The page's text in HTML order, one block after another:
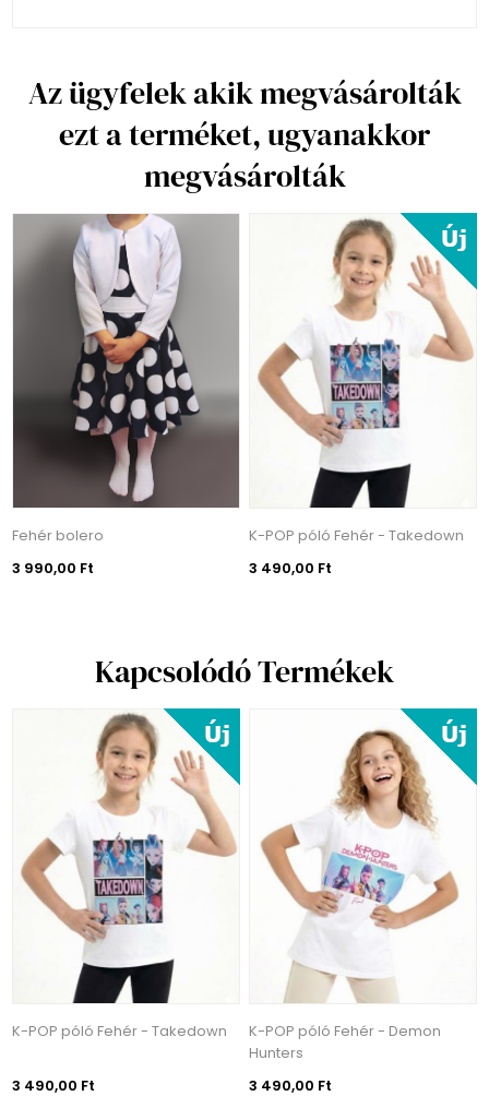
Az ügyfelek akik megvásárolták
ezt a terméket, ugyanakkor
megvásárolták
Fehér bolero
3 990,00 Ft
K-POP póló Fehér - Takedown
3 490,00 Ft
Kapcsolódó Termékek
K-POP póló Fehér - Takedown
3 490,00 Ft
K-POP póló Fehér - Demon
Hunters
3 490,00 Ft